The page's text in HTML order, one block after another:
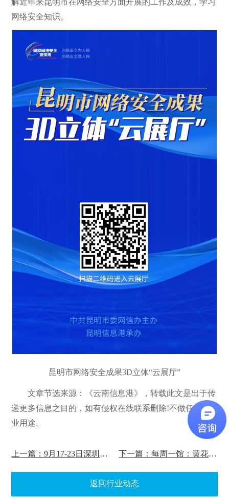
解近年来昆明市在网络安全方面开展的工作及成效，学习
网络安全知识。
昆明市网络安全成果3D立体“云展厅”
文章节选来源：《云南信息港》，转载此文是出于传
递更多信息之目的，如有侵权在线联系删除!不做任何商
业用途。
上一篇：9月17-23日深圳罗湖美术馆闭馆安排! 下一篇：每周一馆：黄花岗起义指挥部旧址纪念馆
返回行业动态